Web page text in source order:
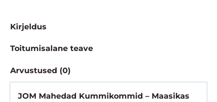
kogus
Kirjeldus
Toitumisalane teave
Arvustused (0)
JOM Mahedad Kummikommid – Maasikas